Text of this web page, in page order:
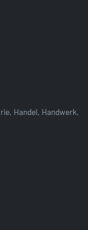
Handel, Handwerk,